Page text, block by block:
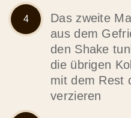
Das zweite
aus dem
den Shake
die übrigen
mit dem Rest
verzieren